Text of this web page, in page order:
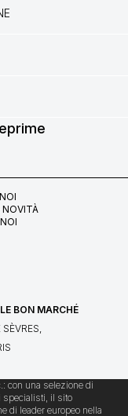
NOVITÀ
BON MARCHÉ
con una selezione di
specialisti, il sito
di leader europeo nella